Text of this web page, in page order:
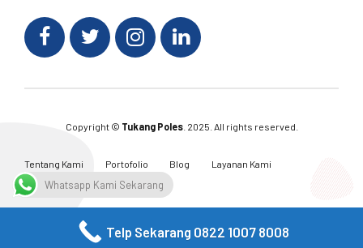
Copyright © Tukang Poles. 2025. All rights reserved.
Tentang Kami Portofolio Blog
Layanan Kami
Kontak Kami
Facebook Twitter Instagram Email
Whatsapp Kami Sekarang
Telp Sekarang 0822 1007 8008